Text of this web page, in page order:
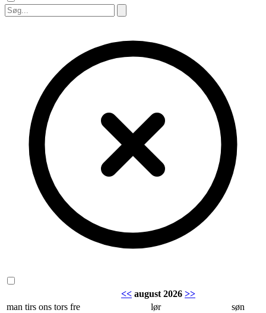
<< august 2026 >>
man tirs ons tors fre lør søn